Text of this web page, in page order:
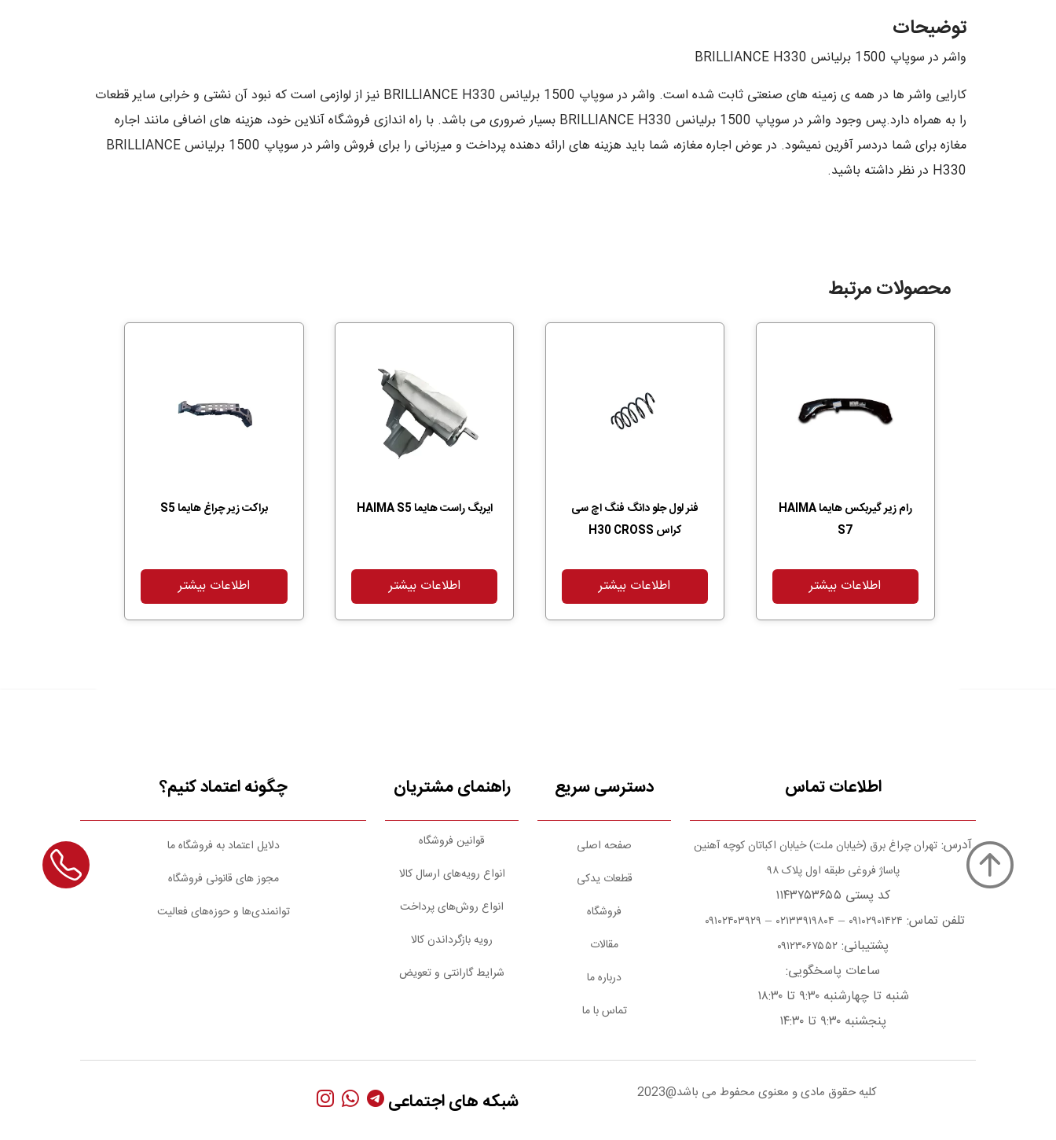
توضیحات
واشر در سوپاپ 1500 برلیانس BRILLIANCE H330
کارایی واشر ها در همه ی زمینه های صنعتی ثابت شده است. واشر در سوپاپ 1500 برلیانس BRILLIANCE H330 نیز از لوازمی است که نبود آن نشتی و خرابی سایر قطعات
را به همراه دارد.پس وجود واشر در سوپاپ 1500 برلیانس BRILLIANCE H330 بسیار ضروری می باشد. با راه اندازی فروشگاه آنلاین خود، هزینه های اضافی مانند اجاره
مغازه برای شما دردسر آفرین نمیشود. در عوض اجاره مغازه، شما باید هزینه های ارائه دهنده پرداخت و میزبانی را برای فروش واشر در سوپاپ 1500 برلیانس BRILLIANCE
H330 در نظر داشته باشید.
محصولات مرتبط
رام زیر گیربکس هایما HAIMA
S7
اطلاعات بیشتر
فنر لول جلو دانگ فنگ اچ سی
کراس H30 CROSS
اطلاعات بیشتر
ایربگ راست هایما HAIMA S5
اطلاعات بیشتر
براکت زیر چراغ هایما S5
اطلاعات بیشتر
اطلاعات تماس
آدرس: تهران چراغ برق (خیابان ملت) خیابان اکباتان کوچه آهنین
پاساژ فروغی طبقه اول پلاک ۹۸
کد پستی ۱۱۴۳۷۵۳۶۵۵
تلفن تماس: ۰۹۱۰۲۹۰۱۴۲۴ – ۰۲۱۳۳۹۱۹۸۰۴ – ۰۹۱۰۲۴۰۳۹۲۹
پشتیبانی: ۰۹۱۲۳۰۶۷۵۵۲
ساعات پاسخگویی:
شنبه تا چهارشنبه ۹:۳۰ تا ۱۸:۳۰
پنجشنبه ۹:۳۰ تا ۱۴:۳۰
دسترسی سریع
صفحه اصلی
قطعات یدکی
فروشگاه
مقالات
درباره ما
تماس با ما
راهنمای مشتریان
قوانین فروشگاه
انواع رویه‌های ارسال کالا
انواع روش‌های پرداخت
رویه بازگرداندن کالا
شرایط گارانتی و تعویض
چگونه اعتماد کنیم؟
دلایل اعتماد به فروشگاه ما
مجوز های قانونی فروشگاه
توانمندی‌ها و حوزه‌های فعالیت
کلیه حقوق مادی و معنوی محفوط می باشد@2023 شبکه های اجتماعی